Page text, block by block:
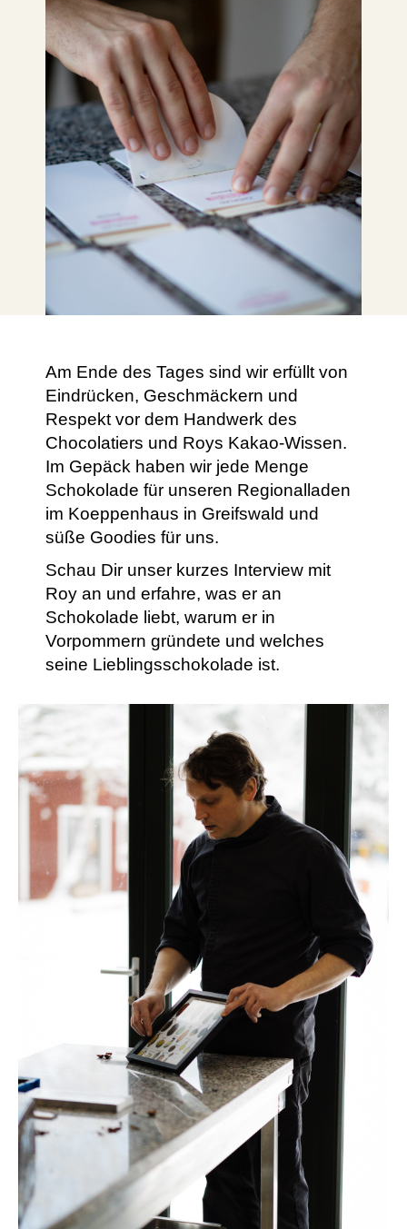
Am Ende des Tages sind wir erfüllt von
Eindrücken, Geschmäckern und
Respekt vor dem Handwerk des
Chocolatiers und Roys Kakao-Wissen.
Im Gepäck haben wir jede Menge
Schokolade für unseren Regionalladen
im Koeppenhaus in Greifswald und
süße Goodies für uns.
Schau Dir unser kurzes Interview mit
Roy an und erfahre, was er an
Schokolade liebt, warum er in
Vorpommern gründete und welches
seine Lieblingsschokolade ist.